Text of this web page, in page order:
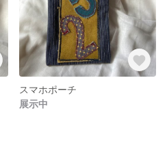
スマホポーチ
展示中